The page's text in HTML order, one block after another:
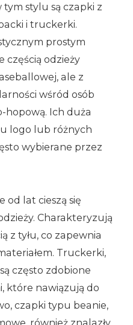
stylu są czapki z
i truckerki.
prostym
częścią odzieży
ale z
wśród osób
hopową. Ich duża
logo lub różnych
wybierane przez
od lat cieszą się
Charakteryzują
z tyłu, co zapewnia
Truckerki,
często zdobione
które nawiązują do
czapki typu beanie,
również znalazły